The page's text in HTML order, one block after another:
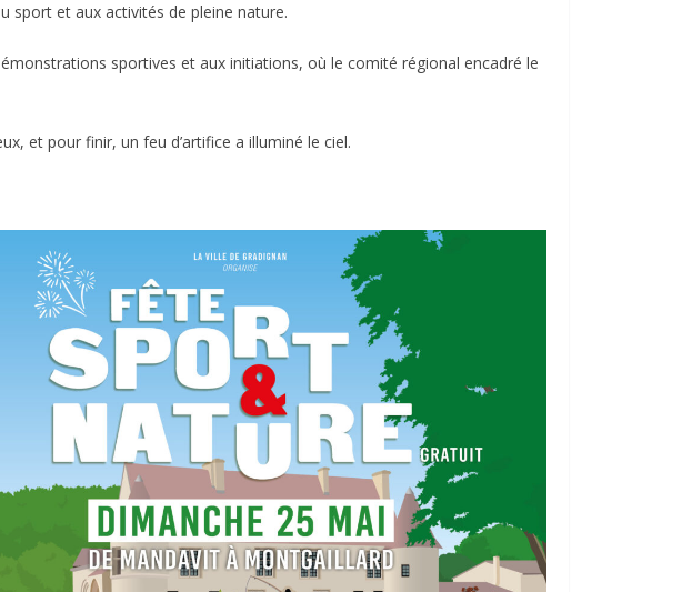
sport et aux activités de pleine nature.
sportives et aux initiations, où le comité régional encadré le
et pour finir, un feu d’artifice a illuminé le ciel.